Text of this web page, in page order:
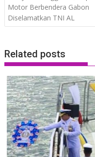
navigation
Motor Berbendera Gabon
Diselamatkan TNI AL
Related posts